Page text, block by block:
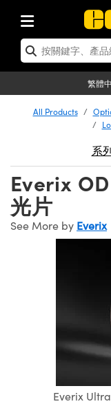
繁體
| 光學產品
| 反射鏡
| 光學濾光片
Optics | 偏振光學元件
| 分光鏡
Components |
| 紅外線光學產品
Optics | 雷射光學
| 雷射透鏡
| 雷射濾光片
| 超快光學
器
Shaping | 雷射光束整
Isolators | 晶體和隔
| 光機
System | 光學籠式系
| 臺式系統
and Breadboards |
and Slides | 平臺
| 顯微鏡
| Mitutoyo
| Nikon 物鏡
| ZEISS 物鏡
Upright Microscopes
Objectives | 有限
Objectives
| 雷射
and
| 雷射防護
| 實驗室和生產
Lenses | 成像鏡
Lenses | 定焦鏡
| 遠心鏡頭
Magnification
Objectives | 顯微鏡物鏡
Lenses for Harsh
and
| 影視製作和高級攝
Accessories | 成像
| 相機
Cameras |
Cameras |
Microscopy
Labs Cameras™ |
| Pixelink 相機
and Illumination
Lighting | 機器視覺
Lighting |顯微鏡照明
| 雷射光源
| 其他光源
| 光源配件
Targets | 測試板
Targets | 解析度測
Targets | 畸變測試版
Level Test Targets |
| USAF 測試版
and Detection |
| 光學度量
Solutions | 機器視
and
品
測器
放大器
and Roughness
Components | 主動
and Production | 實
| 清潔用品
Handling Tools | 零件
| 光學膠
Products |
Accessories | UV固
應用選購
| 光譜儀
Imaging
By Brand
Products | 新品專區
Lenses
| 清倉品
| 清倉光學產品
| 清倉顯微鏡
Lenses | 清倉成
and Detection
Products | 重
| 重新認證光學
| 重新
| 重新認證雷射
| 重新認證
Lenses | 重新
| 重新認證
and Production |
All Products
系
Everix
光片
See More by Everix
Everix